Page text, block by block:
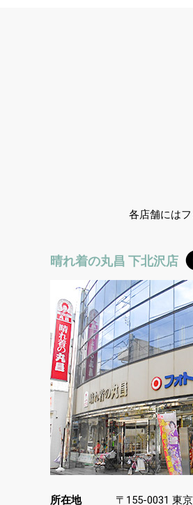
各店舗には
晴れ着の丸昌 下北沢店
所在地 〒 155-0031 東